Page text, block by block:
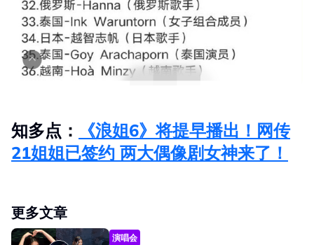
知多点：
《浪姐6》将提早播出！网传
21姐姐已签约 两大偶像剧女神来了！
更多文章
演唱会